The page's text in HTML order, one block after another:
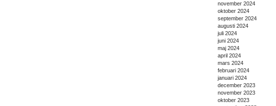
november 2024
oktober 2024
september 2024
augusti 2024
juli 2024
juni 2024
maj 2024
april 2024
mars 2024
februari 2024
januari 2024
december 2023
november 2023
oktober 2023